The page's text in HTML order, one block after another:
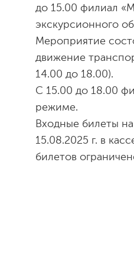
до 15.00 филиал
экскурсионного
Мероприятие
движение
14.00 до 18.00).
С 15.00 до 18.00
режиме.
Входные билеты
15.08.2025 г. в
билетов